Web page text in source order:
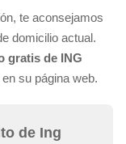
te aconsejamos
domicilio actual.
gratis de ING
su página web.
de Ing